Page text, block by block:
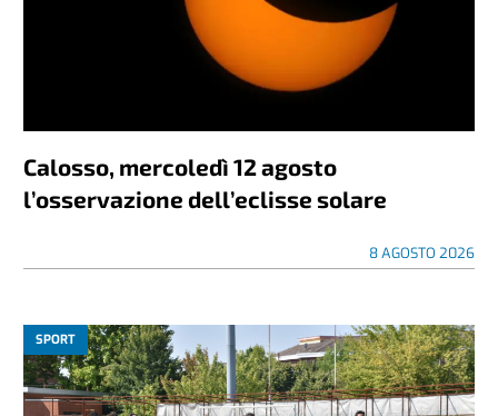
Calosso, mercoledì 12 agosto
l’osservazione dell’eclisse solare
8 AGOSTO 2026
SPORT